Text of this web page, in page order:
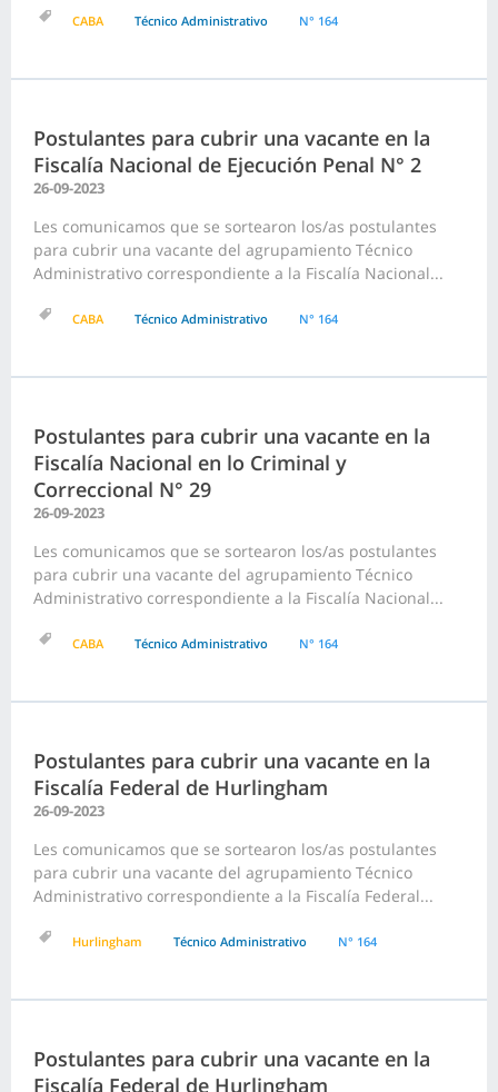
CABA Técnico Administrativo N° 164
Postulantes para cubrir una vacante en la
Fiscalía Nacional de Ejecución Penal N° 2
26-09-2023
Les comunicamos que se sortearon los/as postulantes
para cubrir una vacante del agrupamiento Técnico
Administrativo correspondiente a la Fiscalía Nacional...
CABA Técnico Administrativo N° 164
Postulantes para cubrir una vacante en la
Fiscalía Nacional en lo Criminal y
Correccional N° 29
26-09-2023
Les comunicamos que se sortearon los/as postulantes
para cubrir una vacante del agrupamiento Técnico
Administrativo correspondiente a la Fiscalía Nacional...
CABA Técnico Administrativo N° 164
Postulantes para cubrir una vacante en la
Fiscalía Federal de Hurlingham
26-09-2023
Les comunicamos que se sortearon los/as postulantes
para cubrir una vacante del agrupamiento Técnico
Administrativo correspondiente a la Fiscalía Federal...
Hurlingham Técnico Administrativo N° 164
Postulantes para cubrir una vacante en la
Fiscalía Federal de Hurlingham